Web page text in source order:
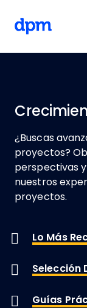
¿Buscas
proyectos?
perspectivas
nuestros
proyectos.
Lo Más
Selección
Guías